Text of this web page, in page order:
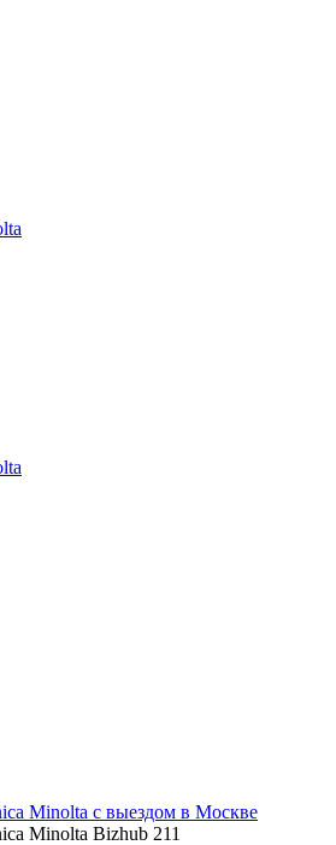
Minolta с выездом в Москве
Minolta Bizhub 211